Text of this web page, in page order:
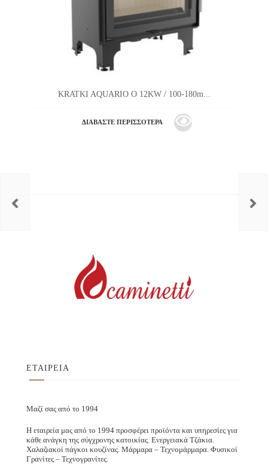
KRATKI AQUARIO O 12KW / 100-180m...
ΔΙΑΒΆΣΤΕ ΠΕΡΙΣΣΌΤΕΡΑ
ΕΤΑΙΡΕΙΑ
Μαζί σας από το 1994
Η εταιρεία μας από το 1994 προσφέρει προϊόντα και υπηρεσίες για
κάθε ανάγκη της σύγχρονης κατοικίας. Ενεργειακά Τζάκια.
Χαλαζιακοί πάγκοι κουζίνας. Μάρμαρα – Τεχνομάρμαρα. Φυσικοί
Γρανίτες – Τεχνογρανίτες.